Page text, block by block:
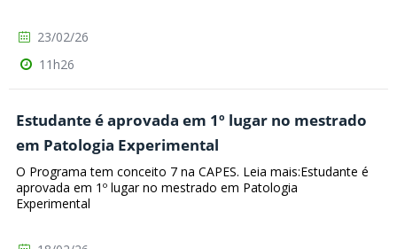
23/02/26
11h26
Estudante é aprovada em 1º lugar no mestrado
em Patologia Experimental
O Programa tem conceito 7 na CAPES. Leia mais:Estudante é
aprovada em 1º lugar no mestrado em Patologia
Experimental